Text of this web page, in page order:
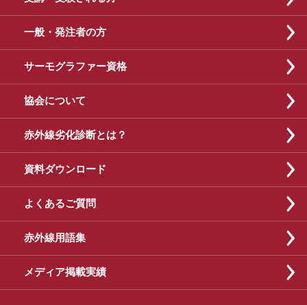
一般・発注者の方
サーモグラファー資格
協会について
赤外線劣化診断とは？
資料ダウンロード
よくあるご質問
赤外線用語集
メディア掲載実績